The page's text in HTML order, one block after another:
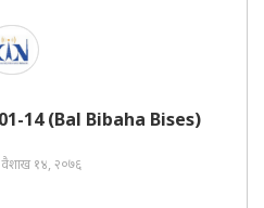
14 (Bal Bibaha Bises)
वैशाख १४, २०७६